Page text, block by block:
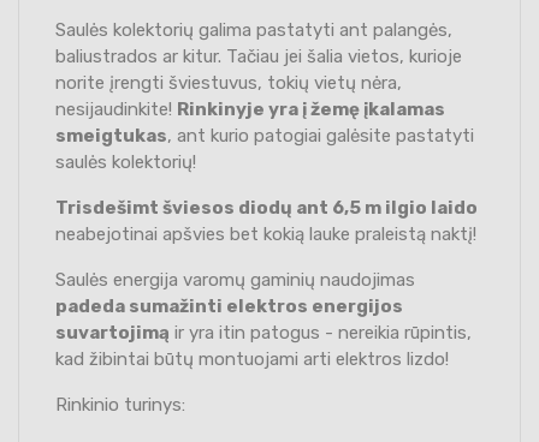
Saulės kolektorių galima pastatyti ant palangės,
baliustrados ar kitur. Tačiau jei šalia vietos, kurioje
norite įrengti šviestuvus, tokių vietų nėra,
nesijaudinkite! Rinkinyje yra į žemę įkalamas
smeigtukas, ant kurio patogiai galėsite pastatyti
saulės kolektorių!
Trisdešimt šviesos diodų ant 6,5 m ilgio laido
neabejotinai apšvies bet kokią lauke praleistą naktį!
Saulės energija varomų gaminių naudojimas
padeda sumažinti elektros energijos
suvartojimą ir yra itin patogus - nereikia rūpintis,
kad žibintai būtų montuojami arti elektros lizdo!
Rinkinio turinys: